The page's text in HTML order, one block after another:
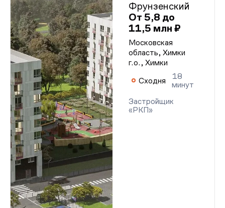
Фрунзенский
От 5,8 до
11,5 млн ₽
Московская
область, Химки
г.о., Химки
Сходня
18
минут
Застройщик
«РКП»